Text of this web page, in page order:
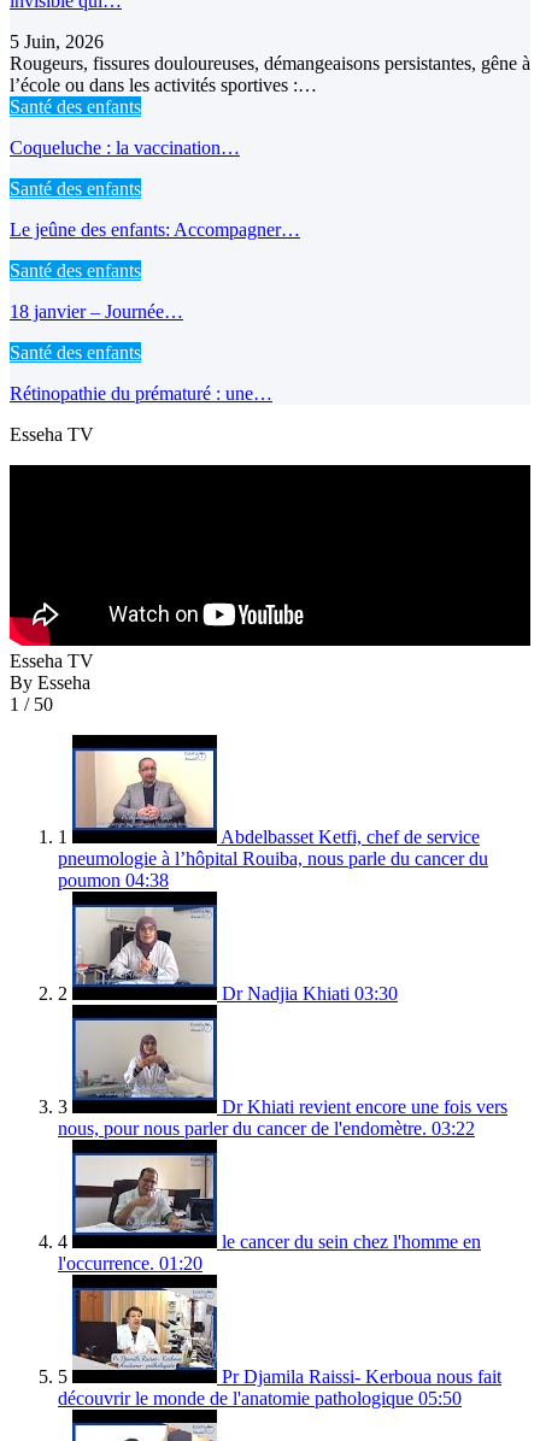
5 Juin, 2026
Rougeurs, fissures douloureuses, démangeaisons persistantes, gêne à
l’école ou dans les activités sportives :…
Santé des enfants
Coqueluche : la vaccination…
Santé des enfants
Le jeûne des enfants: Accompagner…
Santé des enfants
18 janvier – Journée…
Santé des enfants
Rétinopathie du prématuré : une…
Esseha TV
Esseha TV
By Esseha
1 / 50
1
Abdelbasset Ketfi, chef de service
pneumologie à l’hôpital Rouiba, nous parle du cancer du
poumon 04:38
2 Dr Nadjia Khiati 03:30
3
Dr Khiati revient encore une fois vers
nous, pour nous parler du cancer de l'endomètre. 03:22
4
le cancer du sein chez l'homme en
l'occurrence. 01:20
5
Pr Djamila Raissi- Kerboua nous fait
découvrir le monde de l'anatomie pathologique 05:50